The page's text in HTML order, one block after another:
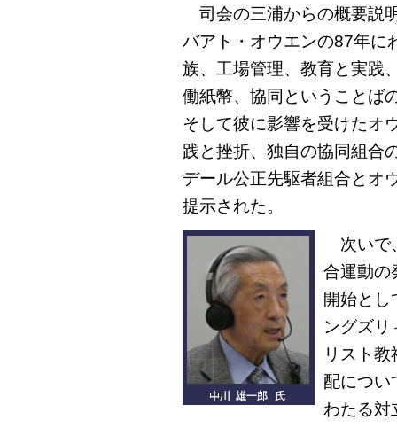
司会の三浦からの概要説
バアト・オウエンの87年に
族、工場管理、教育と実践
働紙幣、協同ということば
そして彼に影響を受けたオ
践と挫折、独自の協同組合
デール公正先駆者組合とオ
提示された。
次いで
合運動の
開始とし
ングズリ
リスト
配につい
わたる対